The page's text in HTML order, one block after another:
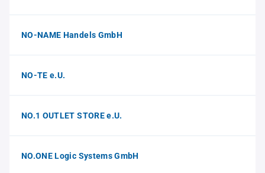
NO-NAME Handels GmbH
NO-TE e.U.
NO.1 OUTLET STORE e.U.
NO.ONE Logic Systems GmbH